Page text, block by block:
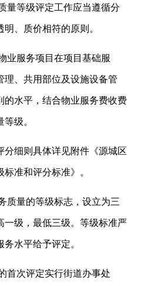
量等级评定工作应当遵循分
、质价相符的原则。
业服务项目在项目基础服
理、共用部位及设施设备管
的水平，结合物业服务费收费
级。
细则具体详见附件《源城区
准和评分标准》。
质量的等级标志，设立为三
一级，最低三级。等级标准严
水平给予评定。
首次评定实行街道办事处